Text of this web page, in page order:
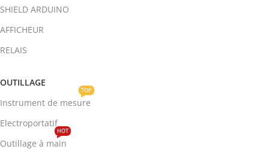
SHIELD ARDUINO
AFFICHEUR
RELAIS
OUTILLAGE
Instrument de mesure
TOP
Electroportatif
Outillage à main
HOT